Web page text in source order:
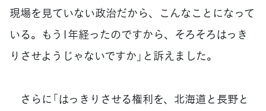
現場を見ていない政治だから、こんなことになって
いる。もう1年経ったのですから、そろそろはっき
りさせようじゃないですか」と訴えました。
さらに「はっきりさせる権利を、北海道と長野と